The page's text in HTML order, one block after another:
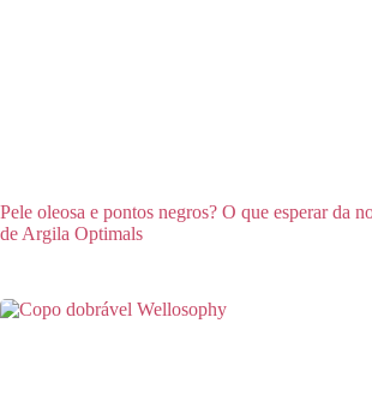
Pele oleosa e pontos negros? O que esperar da
de Argila Optimals